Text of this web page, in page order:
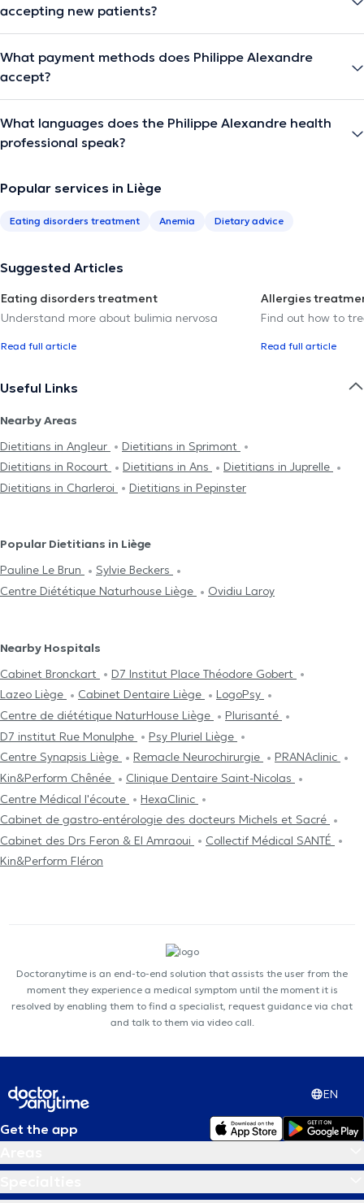
accepting new patients?
What payment methods does Philippe Alexandre
accept?
What languages does the Philippe Alexandre health
professional speak?
Popular services in Liège
Eating disorders treatment Anemia Dietary advice
Suggested Articles
Eating disorders treatment
Understand more about bulimia nervosa
Read full article
Allergies
Find out how to
Read full article
Useful Links
Nearby Areas
Dietitians in Angleur
Dietitians in Sprimont
Dietitians in Rocourt
Dietitians in Ans
Dietitians in Juprelle
Dietitians in Charleroi
Dietitians in Pepinster
Popular Dietitians in Liège
Pauline Le Brun
Sylvie Beckers
Centre Diététique Naturhouse Liège
Ovidiu Laroy
Nearby Hospitals
Cabinet Bronckart
D7 Institut Place Théodore Gobert
Lazeo Liège
Cabinet Dentaire Liège
LogoPsy
Centre de diététique NaturHouse Liège
Plurisanté
D7 institut Rue Monulphe
Psy Pluriel Liège
Centre Synapsis Liège
Remacle Neurochirurgie
PRANAclinic
Kin&Perform Chênée
Clinique Dentaire Saint-Nicolas
Centre Médical l'écoute
HexaClinic
Cabinet de gastro-entérologie des docteurs Michels et Sacré
Cabinet des Drs Feron & El Amraoui
Collectif Médical SANTÉ
Kin&Perform Fléron
Doctoranytime is an end-to-end solution that assists the user from the
moment they experience a medical symptom until the moment it is
resolved by enabling them to find a specialist, request guidance via chat
and talk to them via video call.
EN
Get the app